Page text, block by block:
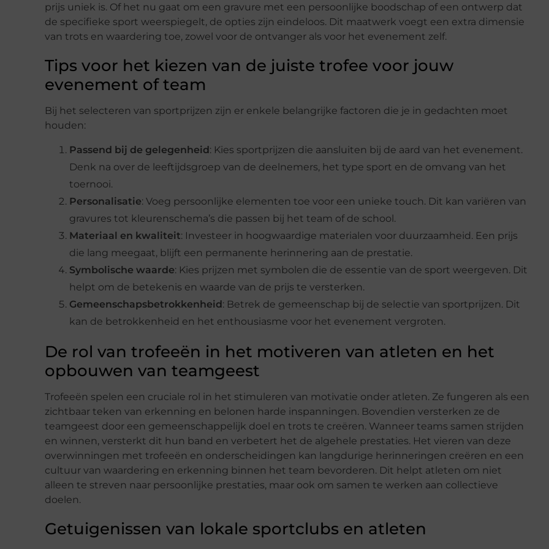
prijs uniek is. Of het nu gaat om een gravure met een persoonlijke boodschap of een ontwerp dat
de specifieke sport weerspiegelt, de opties zijn eindeloos. Dit maatwerk voegt een extra dimensie
van trots en waardering toe, zowel voor de ontvanger als voor het evenement zelf.
Tips voor het kiezen van de juiste trofee voor jouw
evenement of team
Bij het selecteren van sportprijzen zijn er enkele belangrijke factoren die je in gedachten moet
houden:
Passend bij de gelegenheid : Kies sportprijzen die aansluiten bij de aard van het evenement.
Denk na over de leeftijdsgroep van de deelnemers, het type sport en de omvang van het
toernooi.
Personalisatie: Voeg persoonlijke elementen toe voor een unieke touch. Dit kan variëren van
gravures tot kleurenschema’s die passen bij het team of de school.
Materiaal en kwaliteit: Investeer in hoogwaardige materialen voor duurzaamheid. Een prijs
die lang meegaat, blijft een permanente herinnering aan de prestatie.
Symbolische waarde: Kies prijzen met symbolen die de essentie van de sport weergeven. Dit
helpt om de betekenis en waarde van de prijs te versterken.
Gemeenschapsbetrokkenheid : Betrek de gemeenschap bij de selectie van sportprijzen. Dit
kan de betrokkenheid en het enthousiasme voor het evenement vergroten.
De rol van trofeeën in het motiveren van atleten en het
opbouwen van teamgeest
Trofeeën spelen een cruciale rol in het stimuleren van motivatie onder atleten. Ze fungeren als een
zichtbaar teken van erkenning en belonen harde inspanningen. Bovendien versterken ze de
teamgeest door een gemeenschappelijk doel en trots te creëren. Wanneer teams samen strijden
en winnen, versterkt dit hun band en verbetert het de algehele prestaties. Het vieren van deze
overwinningen met trofeeën en onderscheidingen kan langdurige herinneringen creëren en een
cultuur van waardering en erkenning binnen het team bevorderen. Dit helpt atleten om niet
alleen te streven naar persoonlijke prestaties, maar ook om samen te werken aan collectieve
doelen.
Getuigenissen van lokale sportclubs en atleten